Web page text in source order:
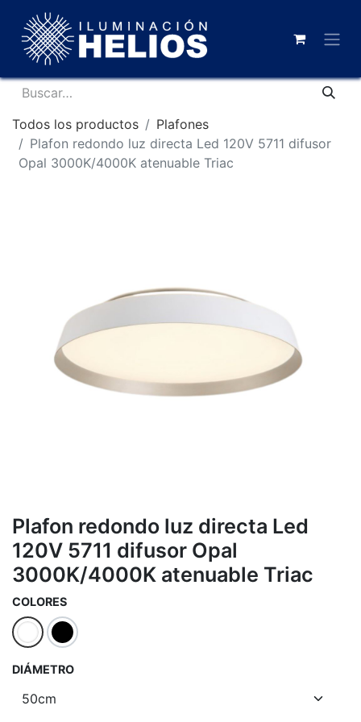
Todos los productos
Plafones
Plafon redondo luz directa Led 120V 5711 difusor
Opal 3000K/4000K atenuable Triac
Plafon redondo luz directa Led
120V 5711 difusor Opal
3000K/4000K atenuable Triac
COLORES
DIÁMETRO